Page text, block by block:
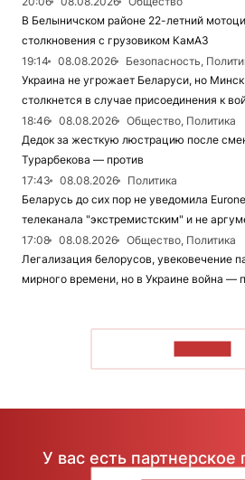
В Белыничском районе 22-летний
столкновения с грузовиком КамАЗ
19:14
08.08.2026
Безопасность,
Украина не угрожает Беларуси, но
столкнется в случае присоединения к
18:46
08.08.2026
Общество, Политика
Дедок за жесткую люстрацию после
Турарбекова — против
17:43
08.08.2026
Политика
Беларусь до сих пор не уведомила
телеканала "экстремистским" и не
17:08
08.08.2026
Общество, Политика
Легализация белорусов, увековечение
мирного времени, но в Украине война —
У вас есть